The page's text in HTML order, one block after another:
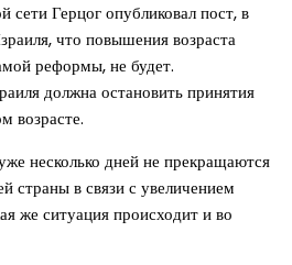
сети Герцог опубликовал пост, в
что повышения возраста
реформы, не будет.
должна остановить принятия
возрасте.
несколько дней не прекращаются
страны в связи с увеличением
же ситуация происходит и во